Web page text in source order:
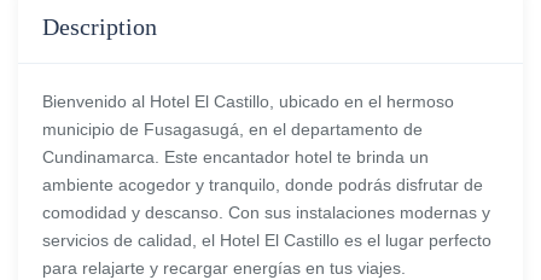
Description
Bienvenido al Hotel El Castillo, ubicado en el hermoso
municipio de Fusagasugá, en el departamento de
Cundinamarca. Este encantador hotel te brinda un
ambiente acogedor y tranquilo, donde podrás disfrutar de
comodidad y descanso. Con sus instalaciones modernas y
servicios de calidad, el Hotel El Castillo es el lugar perfecto
para relajarte y recargar energías en tus viajes.